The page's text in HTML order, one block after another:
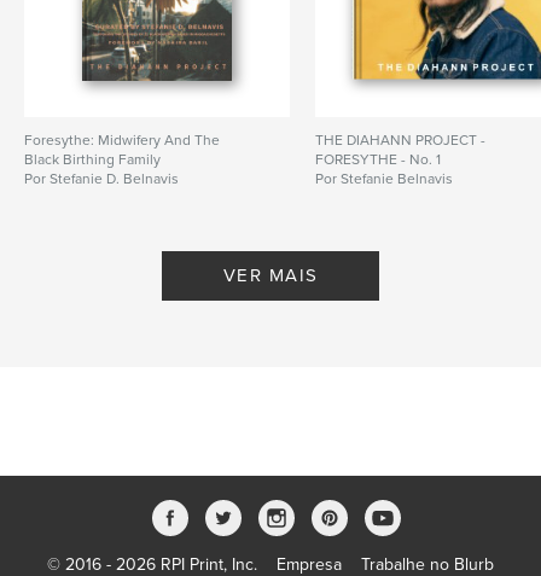
Foresythe: Midwifery And The
Black Birthing Family
Por Stefanie D. Belnavis
THE DIAHANN PROJECT -
FORESYTHE - No. 1
Por Stefanie Belnavis
VER MAIS
© 2016 - 2026 RPI Print, Inc. Empresa Trabalhe no Blurb